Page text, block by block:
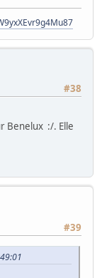
#38
Benelux :/. Elle
#39